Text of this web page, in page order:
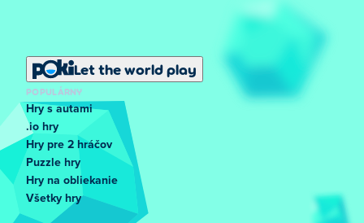
Let the world play
POPULÁRNY
Hry s autami
.io hry
Hry pre 2 hráčov
Puzzle hry
Hry na obliekanie
Všetky hry